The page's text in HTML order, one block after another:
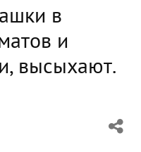
в
и
высыхают.